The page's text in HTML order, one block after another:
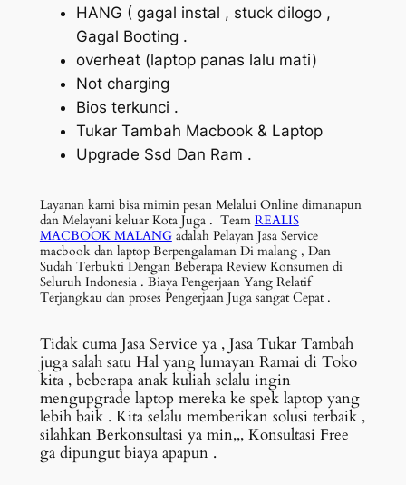
HANG ( gagal instal , stuck dilogo ,
Gagal Booting .
overheat (laptop panas lalu mati)
Not charging
Bios terkunci .
Tukar Tambah Macbook & Laptop
Upgrade Ssd Dan Ram .
Layanan kami bisa mimin pesan Melalui Online dimanapun
dan Melayani keluar Kota Juga . Team REALIS
MACBOOK MALANGadalah Pelayan Jasa Service
macbook dan laptop Berpengalaman Di malang , Dan
Sudah Terbukti Dengan Beberapa Review Konsumen di
Seluruh Indonesia . Biaya Pengerjaan Yang Relatif
Terjangkau dan proses Pengerjaan Juga sangat Cepat .
Tidak cuma Jasa Service ya , Jasa Tukar Tambah
juga salah satu Hal yang lumayan Ramai di Toko
kita , beberapa anak kuliah selalu ingin
mengupgrade laptop mereka ke spek laptop yang
lebih baik . Kita selalu memberikan solusi terbaik ,
silahkan Berkonsultasi ya min,,, Konsultasi Free
ga dipungut biaya apapun .